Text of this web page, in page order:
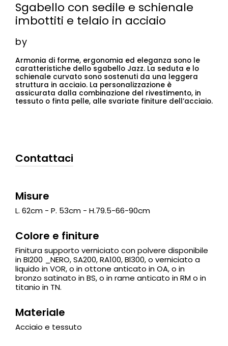
Sgabello con sedile e schienale
imbottiti e telaio in acciaio
by
Armonia di forme, ergonomia ed eleganza sono le
caratteristiche dello sgabello Jazz. La seduta e lo
schienale curvato sono sostenuti da una leggera
struttura in acciaio. La personalizzazione è
assicurata dalla combinazione del rivestimento, in
tessuto o finta pelle, alle svariate finiture dell’acciaio.
Contattaci
Misure
L. 62cm - P. 53cm - H.79.5-66-90cm
Colore e finiture
Finitura supporto verniciato con polvere disponibile
in BI200 _NERO, SA200, RA100, Bl300, o verniciato a
liquido in VOR, o in ottone anticato in OA, o in
bronzo satinato in BS, o in rame anticato in RM o in
titanio in TN.
Materiale
Acciaio e tessuto